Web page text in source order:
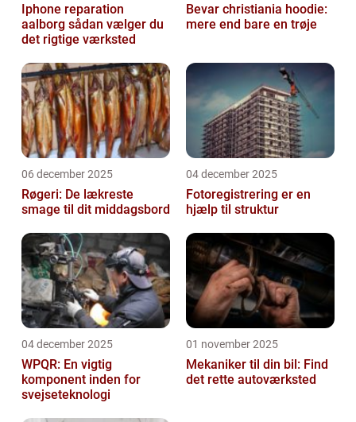
Iphone reparation
aalborg sådan vælger du
det rigtige værksted
Bevar christiania hoodie:
mere end bare en trøje
06 december 2025
Røgeri: De lækreste
smage til dit middagsbord
04 december 2025
Fotoregistrering er en
hjælp til struktur
04 december 2025
WPQR: En vigtig
komponent inden for
svejseteknologi
01 november 2025
Mekaniker til din bil: Find
det rette autoværksted